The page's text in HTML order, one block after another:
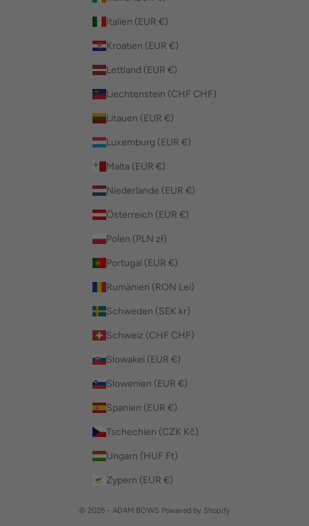
Italien (EUR €)
Kroatien (EUR €)
Lettland (EUR €)
Liechtenstein (CHF CHF)
Litauen (EUR €)
Luxemburg (EUR €)
Malta (EUR €)
Niederlande (EUR €)
Österreich (EUR €)
Polen (PLN zł)
Portugal (EUR €)
Rumänien (RON Lei)
Schweden (SEK kr)
Schweiz (CHF CHF)
Slowakei (EUR €)
Slowenien (EUR €)
Spanien (EUR €)
Tschechien (CZK Kč)
Ungarn (HUF Ft)
Zypern (EUR €)
© 2026 - ADAM BOWS Powered by Shopify